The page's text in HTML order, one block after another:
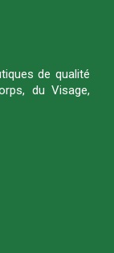
de qualité
du Visage,